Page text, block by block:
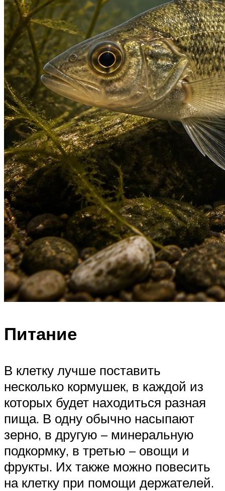
Питание
В клетку лучше поставить
несколько кормушек, в каждой из
которых будет находиться разная
пища. В одну обычно насыпают
зерно, в другую – минеральную
подкормку, в третью – овощи и
фрукты. Их также можно повесить
на клетку при помощи держателей.